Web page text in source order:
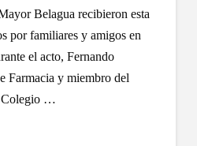
Belagua recibieron esta
por familiares y amigos en
el acto, Fernando
Farmacia y miembro del
Colegio …